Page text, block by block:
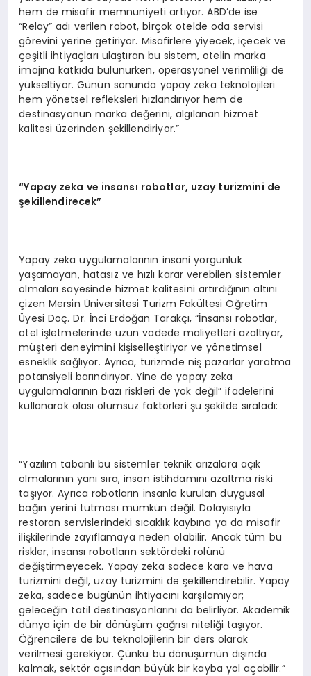
hem de misafir memnuniyeti artıyor. ABD’de ise
“Relay” adı verilen robot, birçok otelde oda servisi
görevini yerine getiriyor. Misafirlere yiyecek, içecek ve
çeşitli ihtiyaçları ulaştıran bu sistem, otelin marka
imajına katkıda bulunurken, operasyonel verimliliği de
yükseltiyor. Günün sonunda yapay zeka teknolojileri
hem yönetsel refleksleri hızlandırıyor hem de
destinasyonun marka değerini, algılanan hizmet
kalitesi üzerinden şekillendiriyor.”
“Yapay zeka ve insansı robotlar, uzay turizmini de
şekillendirecek”
Yapay zeka uygulamalarının insani yorgunluk
yaşamayan, hatasız ve hızlı karar verebilen sistemler
olmaları sayesinde hizmet kalitesini artırdığının altını
çizen Mersin Üniversitesi Turizm Fakültesi Öğretim
Üyesi Doç. Dr. İnci Erdoğan Tarakçı, “İnsansı robotlar,
otel işletmelerinde uzun vadede maliyetleri azaltıyor,
müşteri deneyimini kişiselleştiriyor ve yönetimsel
esneklik sağlıyor. Ayrıca, turizmde niş pazarlar yaratma
potansiyeli barındırıyor. Yine de yapay zeka
uygulamalarının bazı riskleri de yok değil” ifadelerini
kullanarak olası olumsuz faktörleri şu şekilde sıraladı:
“Yazılım tabanlı bu sistemler teknik arızalara açık
olmalarının yanı sıra, insan istihdamını azaltma riski
taşıyor. Ayrıca robotların insanla kurulan duygusal
bağın yerini tutması mümkün değil. Dolayısıyla
restoran servislerindeki sıcaklık kaybına ya da misafir
ilişkilerinde zayıflamaya neden olabilir. Ancak tüm bu
riskler, insansı robotların sektördeki rolünü
değiştirmeyecek. Yapay zeka sadece kara ve hava
turizmini değil, uzay turizmini de şekillendirebilir. Yapay
zeka, sadece bugünün ihtiyacını karşılamıyor;
geleceğin tatil destinasyonlarını da belirliyor. Akademik
dünya için de bir dönüşüm çağrısı niteliği taşıyor.
Öğrencilere de bu teknolojilerin bir ders olarak
verilmesi gerekiyor. Çünkü bu dönüşümün dışında
kalmak, sektör açısından büyük bir kayba yol açabilir.”